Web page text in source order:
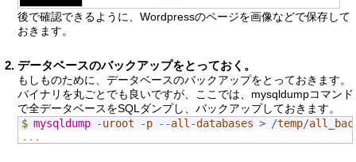
後で確認できるように、Wordpressのページを画像などで保存して
おきます。
データベースのバックアップをとっておく。
もしものために、データベースのバックアップをとっておきます。
バイナリを丸ごとでも良いですが、ここでは、mysqldumpコマンド
で全データベースをSQLダンプし、バックアップしておきます。
$ mysqldump -uroot -p --all -databases > /temp/
...